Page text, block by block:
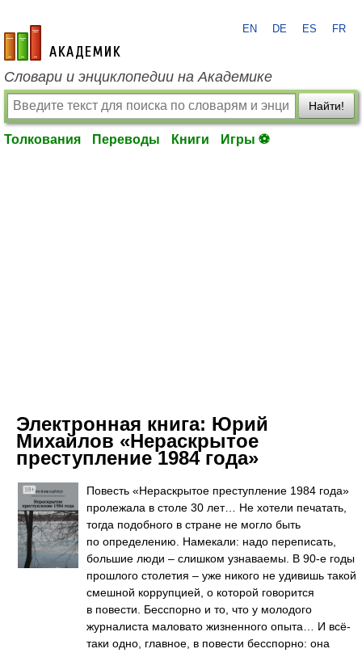
academic.ru
EN DE ES FR
Словари и энциклопедии на Академике
Найти!
Толкования Переводы Книги Игры ⚽
Электронная книга: Юрий
Михайлов «Нераскрытое
преступление 1984 года»
Повесть «Нераскрытое преступление 1984 года»
пролежала в столе 30 лет… Не хотели печатать,
тогда подобного в стране не могло быть
по определению. Намекали: надо переписать,
большие люди – слишком узнаваемы. В 90-е годы
прошлого столетия – уже никого не удивишь такой
смешной коррупцией, о которой говорится
в повести. Бесспорно и то, что у молодого
журналиста маловато жизненного опыта… И всё-
таки одно, главное, в повести бесспорно: она